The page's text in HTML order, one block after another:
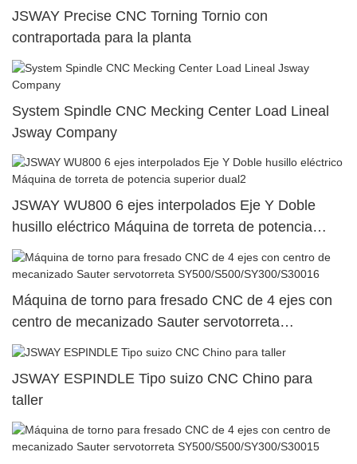
JSWAY Precise CNC Torning Tornio con
contraportada para la planta
System Spindle CNC Mecking Center Load Lineal
Jsway Company
JSWAY WU800 6 ejes interpolados Eje Y Doble
husillo eléctrico Máquina de torreta de potencia
superior dual2
Máquina de torno para fresado CNC de 4 ejes con
centro de mecanizado Sauter servotorreta
SY500/S500/SY300/S30016
JSWAY ESPINDLE Tipo suizo CNC Chino para
taller